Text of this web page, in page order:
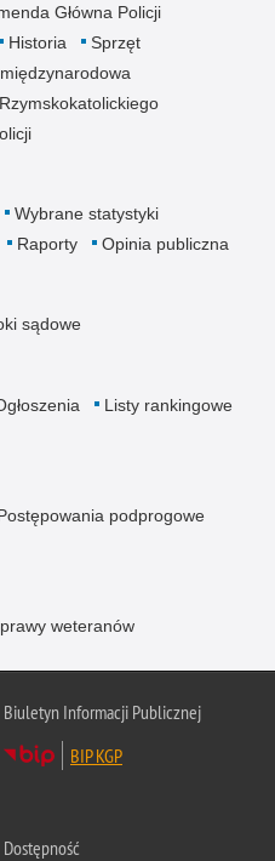
Główna Policji
Historia
Sprzęt
Wybrane statystyki
Raporty Opinia publiczna
sądowe
Listy rankingowe
podprogowe
weteranów
Biuletyn Informacji Publicznej
BIP KGP
Dostępność